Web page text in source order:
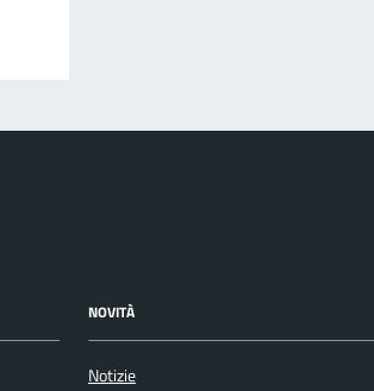
NOVITÀ
Notizie